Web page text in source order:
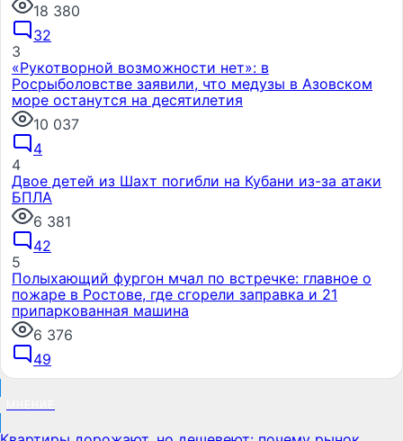
18 380
32
3
«Рукотворной возможности нет»: в
Росрыболовстве заявили, что медузы в Азовском
море останутся на десятилетия
10 037
4
4
Двое детей из Шахт погибли на Кубани из-за атаки
БПЛА
6 381
42
5
Полыхающий фургон мчал по встречке: главное о
пожаре в Ростове, где сгорели заправка и 21
припаркованная машина
6 376
49